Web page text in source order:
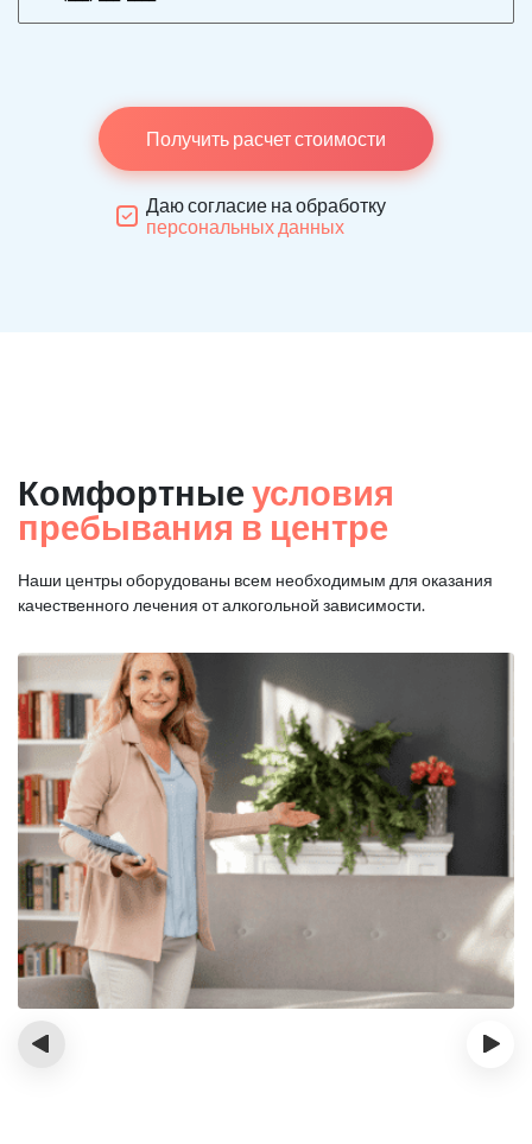
Получить расчет стоимости
Даю согласие на обработку
персональных данных
Комфортные условия
пребывания в центре
Наши центры оборудованы всем необходимым для оказания
качественного лечения от алкогольной зависимости.
‹ ›